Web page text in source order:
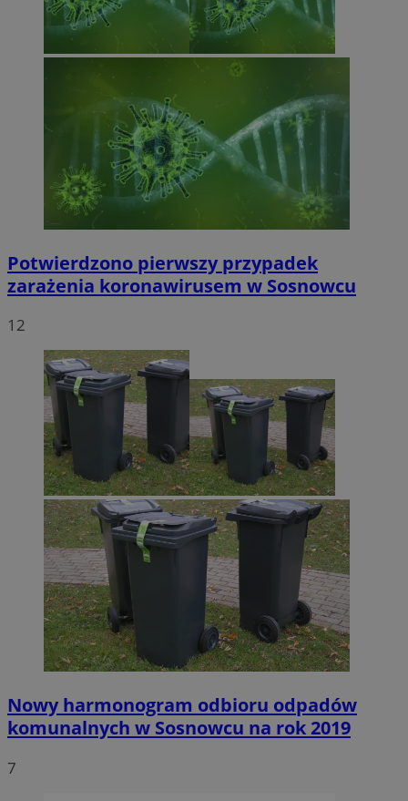
Potwierdzono pierwszy przypadek
zarażenia koronawirusem w Sosnowcu
12
Nowy harmonogram odbioru odpadów
komunalnych w Sosnowcu na rok 2019
7